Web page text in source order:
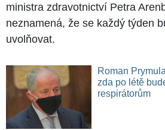
ministra zdravotnictví Petra
neznamená, že se každý týden
uvolňovat.
Roman
zda po létě
respirátorům